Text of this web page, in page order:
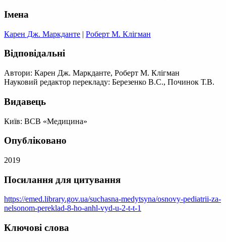
Імена
Карен Дж. Маркданте | Роберт М. Клігман
Відповідальні
Автори: Карен Дж. Маркданте, Роберт М. Клігман
Науковий редактор перекладу: Березенко В.С., Починок Т.В.
Видавець
Київ: ВСВ «Медицина»
Опубліковано
2019
Посилання для цитування
https://emed.library.gov.ua/suchasna-medytsyna/osnovy-pediatrii-za-
nelsonom-pereklad-8-ho-anhl-vyd-u-2-t-t-1
Ключові слова